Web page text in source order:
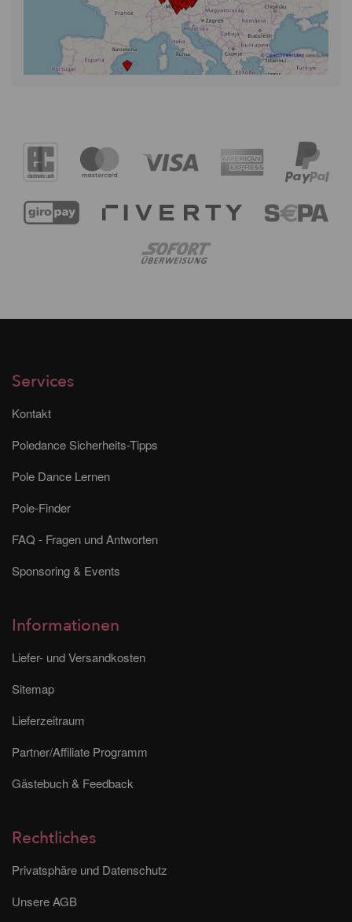
Services
Kontakt
Poledance Sicherheits-Tipps
Pole Dance Lernen
Pole-Finder
FAQ - Fragen und Antworten
Sponsoring & Events
Informationen
Liefer- und Versandkosten
Sitemap
Lieferzeitraum
Partner/Affiliate Programm
Gästebuch & Feedback
Rechtliches
Privatsphäre und Datenschutz
Unsere AGB